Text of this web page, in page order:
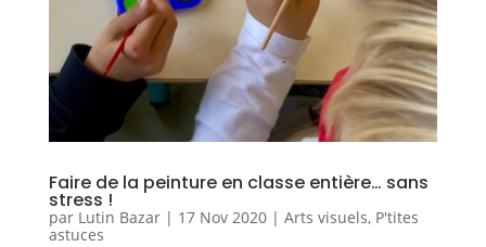
Faire de la peinture en classe entière… sans
stress !
par Lutin Bazar| 17 Nov 2020| Arts visuels, P'tites
astuces